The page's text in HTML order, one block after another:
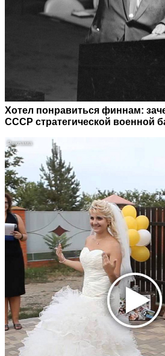
Хотел понравиться финнам:
СССР стратегической военной